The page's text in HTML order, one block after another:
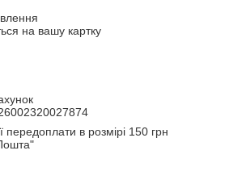
на вашу картку
передоплати в розмірі 150 грн